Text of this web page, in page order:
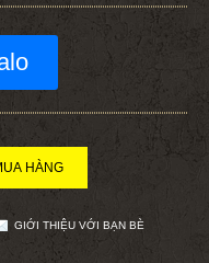
GIỚI THIỆU VỚI BẠN BÈ